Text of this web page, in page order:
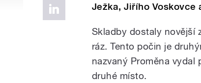
Ježka, Jiřího Voskovce
Skladby dostaly novější
ráz. Tento počin je
nazvaný Proměna vydal
druhé místo.